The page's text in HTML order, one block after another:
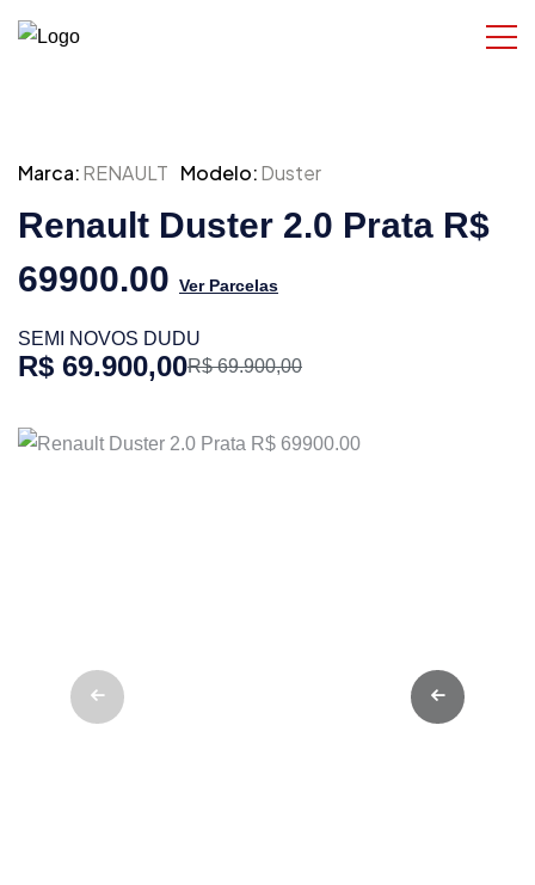
Marca:RENAULT Modelo:Duster
Renault Duster 2.0 Prata R$
69900.00 Ver Parcelas
SEMI NOVOS DUDU
R$ 69.900,00R$ 69.900,00